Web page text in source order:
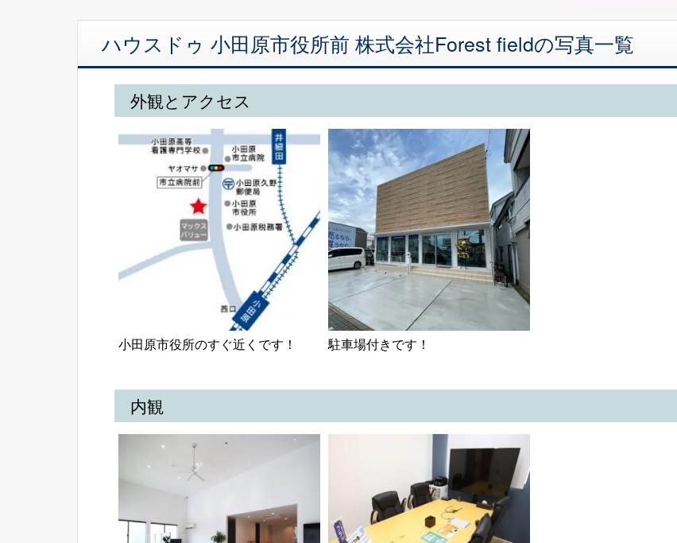
ハウスドゥ 小田原市役所前 株式会社Forest fieldの写真一覧
外観とアクセス
小田原市役所のすぐ近くです！ 駐車場付きです！
内観